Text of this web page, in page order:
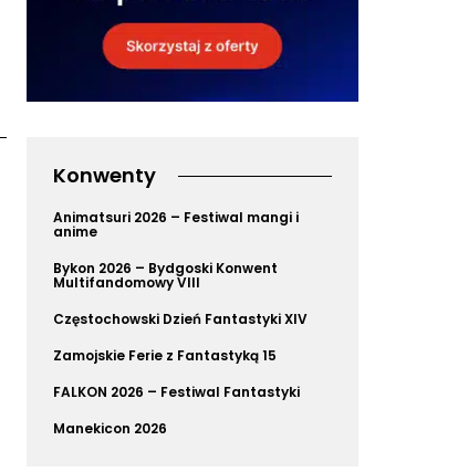
Konwenty
Animatsuri 2026 – Festiwal mangi i
anime
Bykon 2026 – Bydgoski Konwent
Multifandomowy VIII
Częstochowski Dzień Fantastyki XIV
Zamojskie Ferie z Fantastyką 15
FALKON 2026 – Festiwal Fantastyki
Manekicon 2026